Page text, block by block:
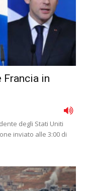
Francia in
degli Stati Uniti
inviato alle 3:00 di